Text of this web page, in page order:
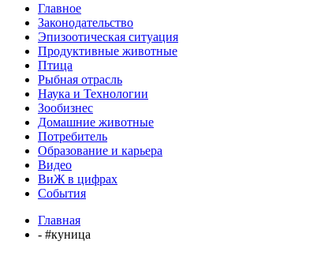
Главное
Законодательство
Эпизоотическая ситуация
Продуктивные животные
Птица
Рыбная отрасль
Наука и Технологии
Зообизнес
Домашние животные
Потребитель
Образование и карьера
Видео
ВиЖ в цифрах
События
Главная
- #куница